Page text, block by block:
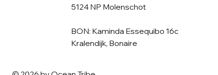
5124 NP Molenschot
BON: Kaminda Essequibo 16c
Kralendijk, Bonaire